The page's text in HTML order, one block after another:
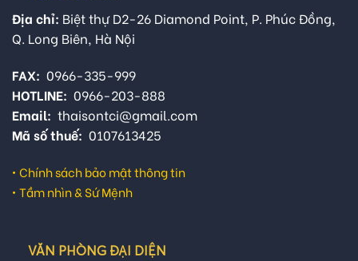
Địa chỉ: Biệt thự D2-26 Diamond Point, P. Phúc Đồng,
Q. Long Biên, Hà Nội
FAX: 0966-335-999
HOTLINE: 0966-203-888
Email: thaisontci@gmail.com
Mã số thuế: 0107613425
• Chính sách bảo mật thông tin
• Tầm nhìn & Sứ Mệnh
VĂN PHÒNG ĐẠI DIỆN